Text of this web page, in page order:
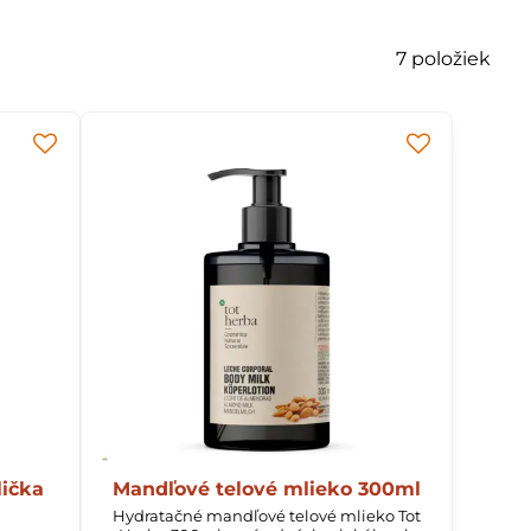
v organickej certifikácii.
v miestnej nadácii a 100% využívaním
7 položiek
Mandľové telové mlieko 300ml
Hydratačné mandľové telové mlieko Tot